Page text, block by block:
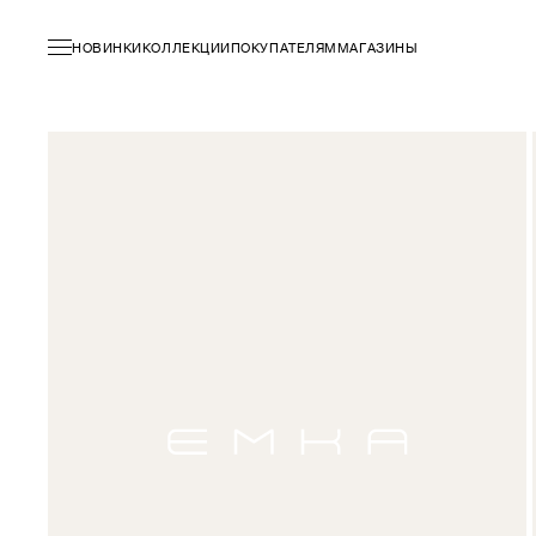
НОВИНКИКОЛЛЕКЦИИПОКУПАТЕЛЯММАГАЗИНЫ